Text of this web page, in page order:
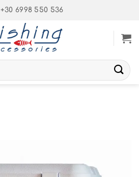
+30 6998 550 536